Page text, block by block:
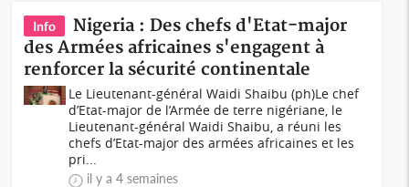
Info
Nigeria : Des chefs d'Etat-major
des Armées africaines s'engagent à
renforcer la sécurité continentale
Le Lieutenant-général Waidi Shaibu (ph)Le chef
d’Etat-major de l’Armée de terre nigériane, le
Lieutenant-général Waidi Shaibu, a réuni les
chefs d’Etat-major des armées africaines et les
pri...
il y a 4 semaines